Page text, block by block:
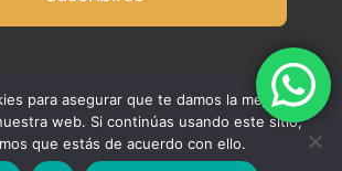
para asegurar que te damos la mejor
web. Si continúas usando este sitio,
que estás de acuerdo con ello.